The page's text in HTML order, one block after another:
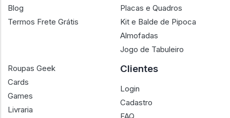
Blog
Termos Frete Grátis
Placas e Quadros
Kit e Balde de Pipoca
Almofadas
Jogo de Tabuleiro
Roupas Geek
Cards
Games
Livraria
Clientes
Login
Cadastro